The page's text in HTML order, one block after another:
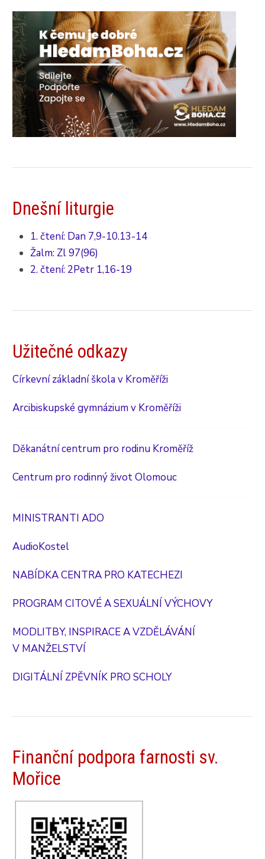
Dnešní liturgie
1. čtení: Dan 7,9-10.13-14
Žalm: Zl 97(96)
2. čtení: 2Petr 1,16-19
Užitečné odkazy
Církevní základní škola v Kroměříži
Arcibiskupské gymnázium v Kroměříži
Děkanátní centrum pro rodinu Kroměříž
Centrum pro rodinný život Olomouc
MINISTRANTI ADO
AudioKostel
NABÍDKA CENTRA PRO KATECHEZI
PROGRAM CITOVÉ A SEXUÁLNÍ VÝCHOVY
MODLITBY, INSPIRACE A VZDĚLÁVÁNÍ
V MANŽELSTVÍ
DIGITÁLNÍ ZPĚVNÍK PRO SCHOLY
Finanční podpora farnosti sv.
Mořice